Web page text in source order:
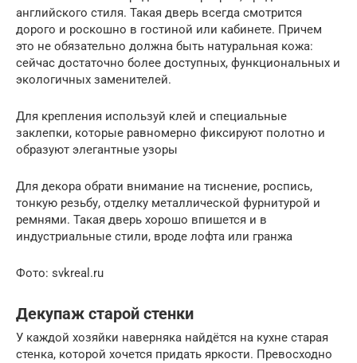
английского стиля. Такая дверь всегда смотрится
дорого и роскошно в гостиной или кабинете. Причем
это не обязательно должна быть натуральная кожа:
сейчас достаточно более доступных, функциональных и
экологичных заменителей.
Для крепления используй клей и специальные
заклепки, которые равномерно фиксируют полотно и
образуют элегантные узоры
Для декора обрати внимание на тиснение, роспись,
тонкую резьбу, отделку металлической фурнитурой и
ремнями. Такая дверь хорошо впишется и в
индустриальные стили, вроде лофта или гранжа
Фото: svkreal.ru
Декупаж старой стенки
У каждой хозяйки наверняка найдётся на кухне старая
стенка, которой хочется придать яркости. Превосходно